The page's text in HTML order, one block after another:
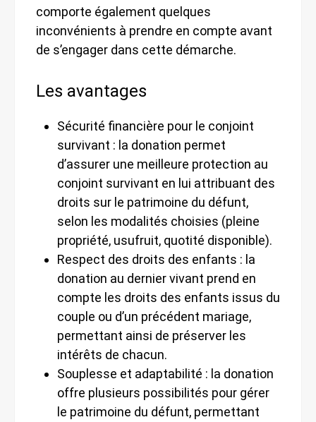
comporte également quelques
inconvénients à prendre en compte avant
de s’engager dans cette démarche.
Les avantages
Sécurité financière pour le conjoint
survivant : la donation permet
d’assurer une meilleure protection au
conjoint survivant en lui attribuant des
droits sur le patrimoine du défunt,
selon les modalités choisies (pleine
propriété, usufruit, quotité disponible).
Respect des droits des enfants : la
donation au dernier vivant prend en
compte les droits des enfants issus du
couple ou d’un précédent mariage,
permettant ainsi de préserver les
intérêts de chacun.
Souplesse et adaptabilité : la donation
offre plusieurs possibilités pour gérer
le patrimoine du défunt, permettant